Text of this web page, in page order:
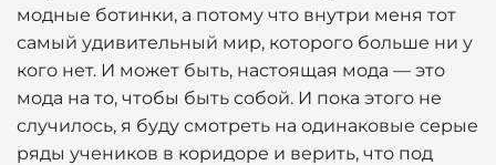
модные ботинки, а потому что внутри меня тот
самый удивительный мир, которого больше ни у
кого нет. И может быть, настоящая мода — это
мода на то, чтобы быть собой. И пока этого не
случилось, я буду смотреть на одинаковые серые
ряды учеников в коридоре и верить, что под